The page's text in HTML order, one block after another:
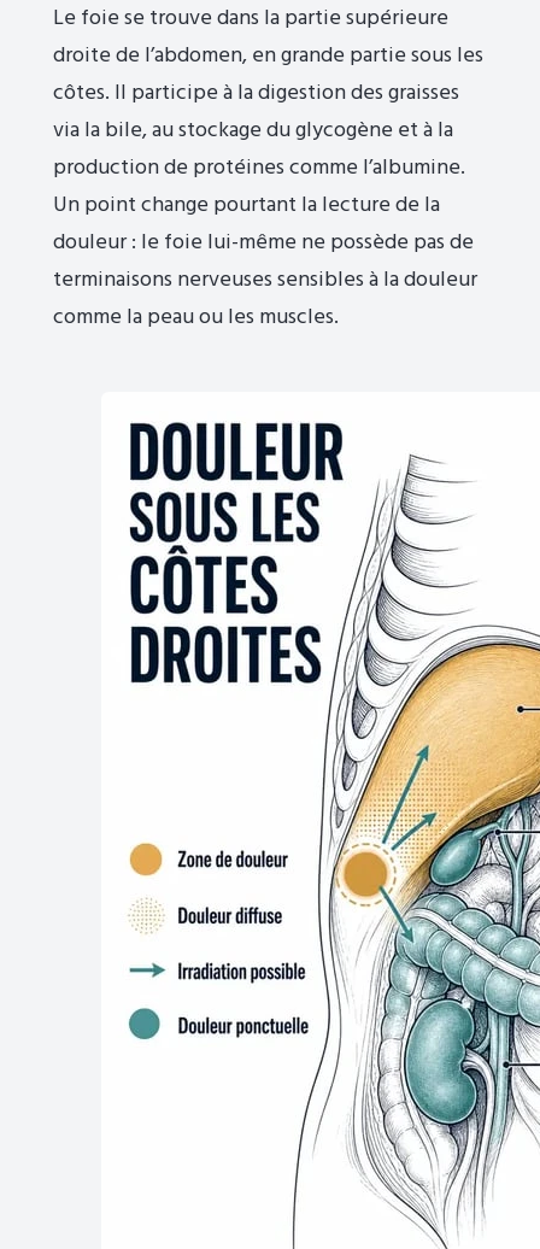
Le foie se trouve dans la partie supérieure
droite de l’abdomen, en grande partie sous les
côtes. Il participe à la digestion des graisses
via la bile, au stockage du glycogène et à la
production de protéines comme l’albumine.
Un point change pourtant la lecture de la
douleur : le foie lui-même ne possède pas de
terminaisons nerveuses sensibles à la douleur
comme la peau ou les muscles.